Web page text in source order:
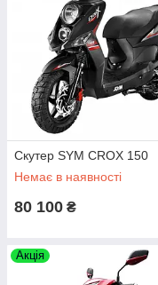
Скутер SYM CROX 150
Немає в наявності
80 100 ₴
Акція